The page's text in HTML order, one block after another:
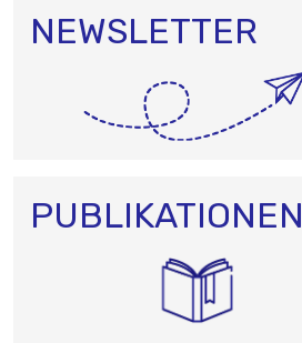
NEWSLETTER
PUBLIKATIONEN